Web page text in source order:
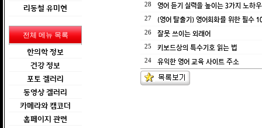
리동철 유미현
전체 메뉴 목록
한의학 정보
건강 정보
포토 겔러리
동영상 겔러리
카메라와 캠코더
홈페이지 관련
28 영어 듣기 실력을 높이는 3가지 노하우
27 (영어 탈출기) 영어회화를 위한 필수
26 잘못 쓰이는 외래어
25 키보드상의 특수기호 읽는 법
24 유익한 영어 교육 사이트 주소